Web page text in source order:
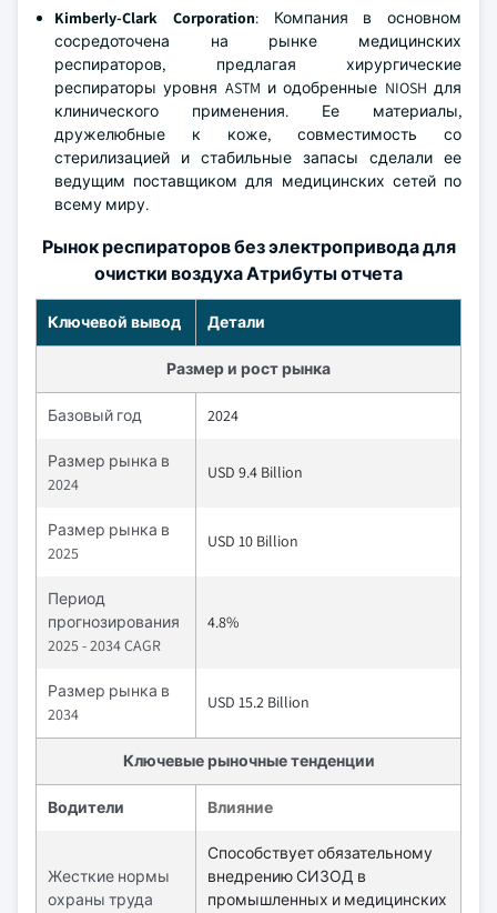
Kimberly-Clark Corporation: Компания в основном
сосредоточена на рынке медицинских
респираторов, предлагая хирургические
респираторы уровня ASTM и одобренные NIOSH для
клинического применения. Ее материалы,
дружелюбные к коже, совместимость со
стерилизацией и стабильные запасы сделали ее
ведущим поставщиком для медицинских сетей по
всему миру.
Рынок респираторов без электропривода для
очистки воздуха Атрибуты отчета
Ключевой вывод Детали
Размер и рост рынка
Базовый год 2024
Размер рынка в
2024
USD 9.4 Billion
Размер рынка в
2025
USD 10 Billion
Период
прогнозирования
2025 - 2034 CAGR
4.8%
Размер рынка в
2034
USD 15.2 Billion
Ключевые рыночные тенденции
Водители Влияние
Жесткие нормы
охраны труда
Способствует обязательному
внедрению СИЗОД в
промышленных и медицинских